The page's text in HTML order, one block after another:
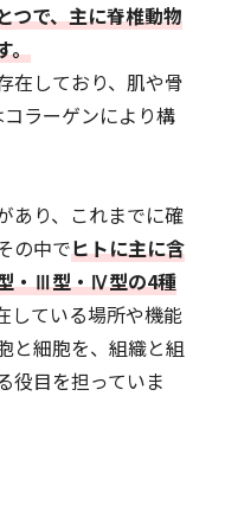
つで、主に脊椎動物
。
在しており、肌や骨
ラーゲンにより構
あり、これまでに確
の中でヒトに主に含
・Ⅲ型・Ⅳ型の4種
している場所や機能
と細胞を、組織と組
役目を担っていま